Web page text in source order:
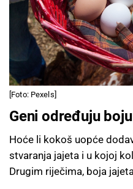
[Foto: Pexels]
Geni određuju
Hoće li kokoš uopće
stvaranja jajeta i u kojoj
Drugim riječima, boja